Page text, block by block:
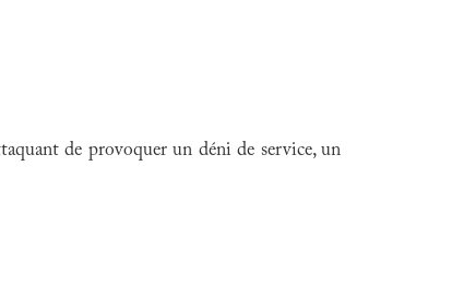
de provoquer un déni de service, un